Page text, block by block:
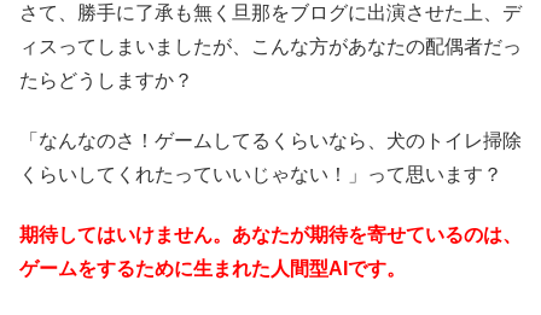
さて、勝手に了承も無く旦那をブログに出演させた上、デ
ィスってしまいましたが、こんな方があなたの配偶者だっ
たらどうしますか？
「なんなのさ！ゲームしてるくらいなら、犬のトイレ掃除
くらいしてくれたっていいじゃない！」って思います？
期待してはいけません。あなたが期待を寄せているのは、
ゲームをするために生まれた人間型AIです。